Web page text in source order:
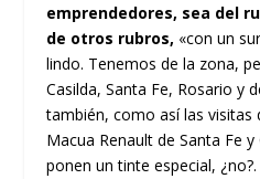
emprendedores, sea del
de otros rubros, «con un
lindo. Tenemos de la zona,
Casilda, Santa Fe, Rosario y
también, como así las visitas
Macua Renault de Santa Fe
ponen un tinte especial,